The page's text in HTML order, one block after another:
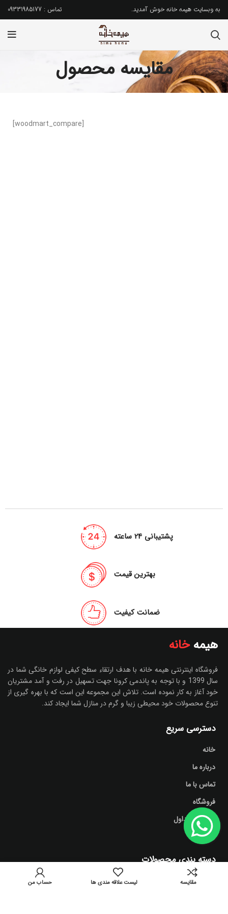
به وبسایت هیمه خانه خوش آمدید. تماس : 09331985177
مقایسه محصول
[woodmart_compare]
پشتیبانی 24 ساعته
بهترین قیمت
ضمانت کیفیت
هیمه خانه
فروشگاه اینترنتی هیمه خانه با هدف ارتقاء سطح کیفی لوازم خانگی شما در
سال 1399 و با توجه به پاندمی کرونا جهت تسهیل در رفت و آمد مشتریان
خود آغاز به کار نموده است. تلاش این مجموعه این است که با بهره گیری از
تنوع محصولات خود محیطی زیبا و گرم در منازل شما ایجاد کند.
دسترسی سریع
خانه
درباره ما
تماس با ما
فروشگاه
سوالات متداول
وبلاگ
دسته بندی محصولات
آشپزخانهمقايسه لیست علاقه مندی ها حساب من